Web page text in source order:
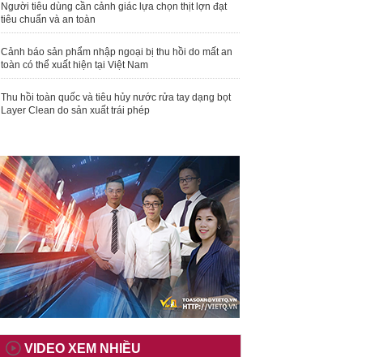
Người tiêu dùng cần cảnh giác lựa chọn thịt lợn đạt
tiêu chuẩn và an toàn
Cảnh báo sản phẩm nhập ngoại bị thu hồi do mất an
toàn có thể xuất hiện tại Việt Nam
Thu hồi toàn quốc và tiêu hủy nước rửa tay dạng bọt
Layer Clean do sản xuất trái phép
VIDEO XEM NHIỀU